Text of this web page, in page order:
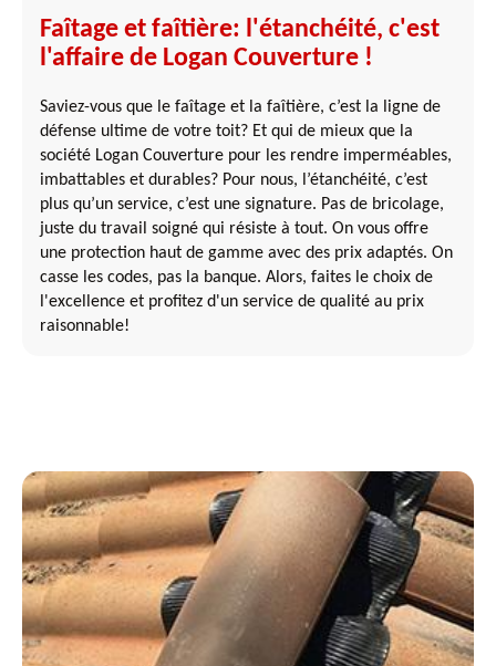
Faîtage et faîtière: l'étanchéité, c'est
l'affaire de Logan Couverture !
Saviez-vous que le faîtage et la faîtière, c’est la ligne de
défense ultime de votre toit? Et qui de mieux que la
société Logan Couverture pour les rendre imperméables,
imbattables et durables? Pour nous, l’étanchéité, c’est
plus qu’un service, c’est une signature. Pas de bricolage,
juste du travail soigné qui résiste à tout. On vous offre
une protection haut de gamme avec des prix adaptés. On
casse les codes, pas la banque. Alors, faites le choix de
l'excellence et profitez d'un service de qualité au prix
raisonnable!